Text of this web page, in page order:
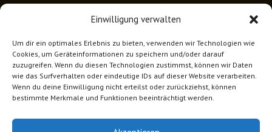
Einwilligung verwalten
Um dir ein optimales Erlebnis zu bieten, verwenden wir Technologien wie
Cookies, um Geräteinformationen zu speichern und/oder darauf
zuzugreifen. Wenn du diesen Technologien zustimmst, können wir Daten
wie das Surfverhalten oder eindeutige IDs auf dieser Website verarbeiten.
Wenn du deine Einwilligung nicht erteilst oder zurückziehst, können
bestimmte Merkmale und Funktionen beeinträchtigt werden.
Addresse
Meisenstr. 59
33607 Bielefeld